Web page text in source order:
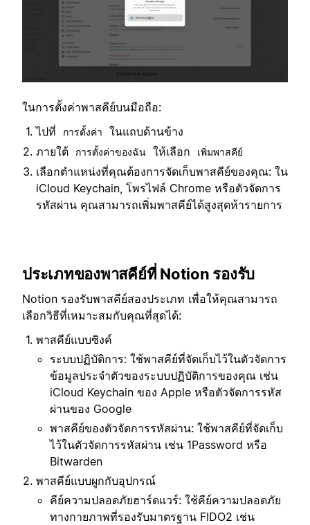
ในการตั้งค่าพาสคีย์บนมือถือ:
ไปที่
การตั้งค่า
ในแถบด้านข้าง
ภายใต้
การตั้งค่าของฉัน ให้เลือก เพิ่มพาสคีย์
เลือกตำแหน่งที่คุณต้องการจัดเก็บพาสคีย์ของคุณ: ใน
iCloud Keychain, โพรไฟล์ Chrome หรือตัวจัดการ
รหัสผ่าน คุณสามารถเพิ่มพาสคีย์ได้สูงสุดห้ารายการ
ประเภทของพาสคีย์ที่ Notion รองรับ
Notion รองรับพาสคีย์สองประเภท เพื่อให้คุณสามารถ
เลือกวิธีที่เหมาะสมกับคุณที่สุดได้:
พาสคีย์แบบซิงค์
ระบบปฏิบัติการ: ใช้พาสคีย์ที่จัดเก็บไว้ในตัวจัดการ
ข้อมูลประจำตัวของระบบปฏิบัติการของคุณ เช่น
iCloud Keychain ของ Apple หรือตัวจัดการรหัส
ผ่านของ Google
พาสคีย์ของตัวจัดการรหัสผ่าน: ใช้พาสคีย์ที่จัดเก็บ
ไว้ในตัวจัดการรหัสผ่าน เช่น 1Password หรือ
Bitwarden
พาสคีย์แบบผูกกับอุปกรณ์
คีย์ความปลอดภัยฮาร์ดแวร์: ใช้คีย์ความปลอดภัย
ทางกายภาพที่รองรับมาตรฐาน FIDO2 เช่น